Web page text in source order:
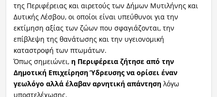
της Περιφέρειας και αιρετούς των Δήμων Μυτιλήνης και
Δυτικής Λέσβου, οι οποίοι είναι υπεύθυνοι για την
εκτίμηση αξίας των ζώων που σφαγιάζονται, την
επίβλεψη της θανάτωσης και την υγειονομική
καταστροφή των πτωμάτων.
Όπως σημειώνει, η Περιφέρεια ζήτησε από την
Δημοτική Επιχείρηση Ύδρευσης να ορίσει έναν
γεωλόγο αλλά έλαβαν αρνητική απάντησηλόγω
υποστελέχωσης.